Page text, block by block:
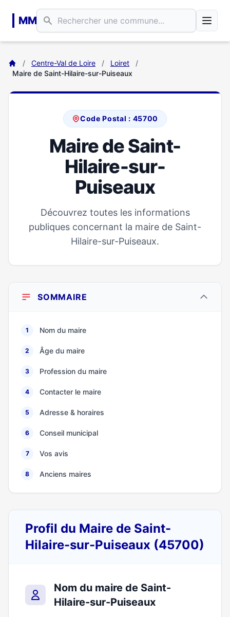
MM
/ Centre-Val de Loire / Loiret
/
Maire de Saint-Hilaire-sur-Puiseaux
Code Postal : 45700
Maire de Saint-
Hilaire-sur-
Puiseaux
Découvrez toutes les informations
publiques concernant la maire de Saint-
Hilaire-sur-Puiseaux.
SOMMAIRE
1 Nom du maire
2 Âge du maire
3 Profession du maire
4 Contacter le maire
5 Adresse & horaires
6 Conseil municipal
7 Vos avis
8 Anciens maires
Profil du Maire de Saint-
Hilaire-sur-Puiseaux (45700)
Nom du maire de Saint-
Hilaire-sur-Puiseaux